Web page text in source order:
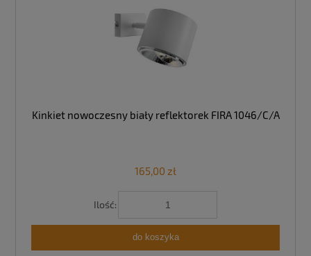
Kinkiet nowoczesny biały reflektorek FIRA 1046/C/A
165,00 zł
Ilość:
do koszyka